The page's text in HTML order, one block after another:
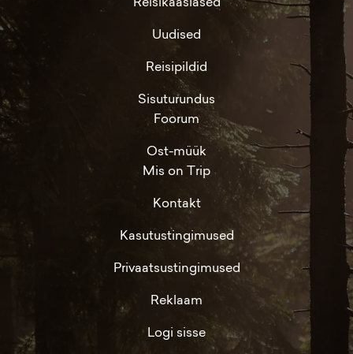
Uudised
Reisipildid
Sisuturundus
Foorum
Ost-müük
Mis on Trip
Kontakt
Kasutustingimused
Privaatsustingimused
Reklaam
Logi sisse